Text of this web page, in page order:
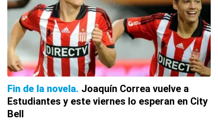
Fin de la novela Joaquín Correa vuelve a
Estudiantes y este viernes lo esperan en City
Bell